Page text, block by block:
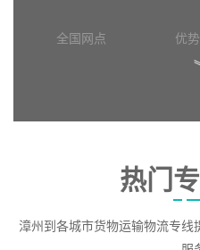
全国网点 优
热门
漳州到各城市货物运输物流专